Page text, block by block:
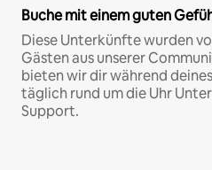
Buche mit einem guten
Diese Unterkünfte wurden
Gästen aus unserer
bieten wir dir während
täglich rund um die Uhr
Support.